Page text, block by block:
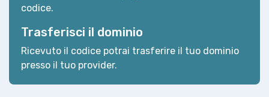
codice.
Trasferisci il dominio
Ricevuto il codice potrai trasferire il tuo dominio
presso il tuo provider.